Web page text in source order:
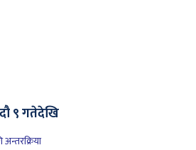
९ गतेदेखि